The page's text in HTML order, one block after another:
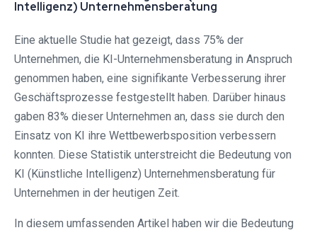
Intelligenz) Unternehmensberatung
Eine aktuelle Studie hat gezeigt, dass 75% der
Unternehmen, die KI-Unternehmensberatung in Anspruch
genommen haben, eine signifikante Verbesserung ihrer
Geschäftsprozesse festgestellt haben. Darüber hinaus
gaben 83% dieser Unternehmen an, dass sie durch den
Einsatz von KI ihre Wettbewerbsposition verbessern
konnten. Diese Statistik unterstreicht die Bedeutung von
KI (Künstliche Intelligenz) Unternehmensberatung für
Unternehmen in der heutigen Zeit.
In diesem umfassenden Artikel haben wir die Bedeutung